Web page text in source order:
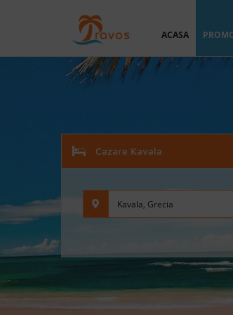
ACASA
Cazare Kavala